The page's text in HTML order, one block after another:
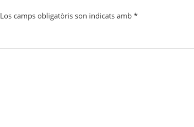
Los camps obligatòris son indicats amb *